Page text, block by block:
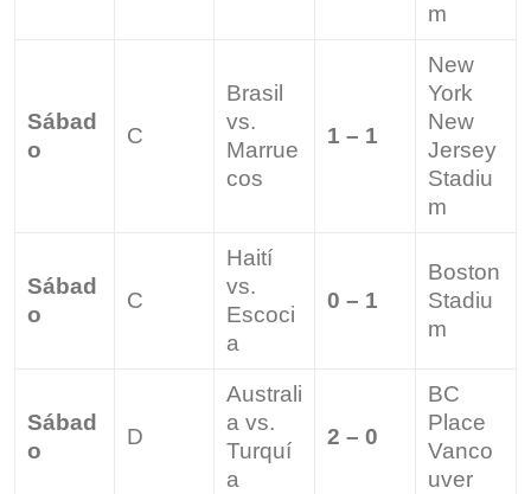
m
Sábad
o
C
Brasil
vs.
Marrue
cos
1 – 1
New
York
New
Jersey
Stadiu
m
Sábad
o
C
Haití
vs.
Escoci
a
0 – 1
Boston
Stadiu
m
Sábad
o
D
Australi
a vs.
Turquí
a
2 – 0
BC
Place
Vanco
uver